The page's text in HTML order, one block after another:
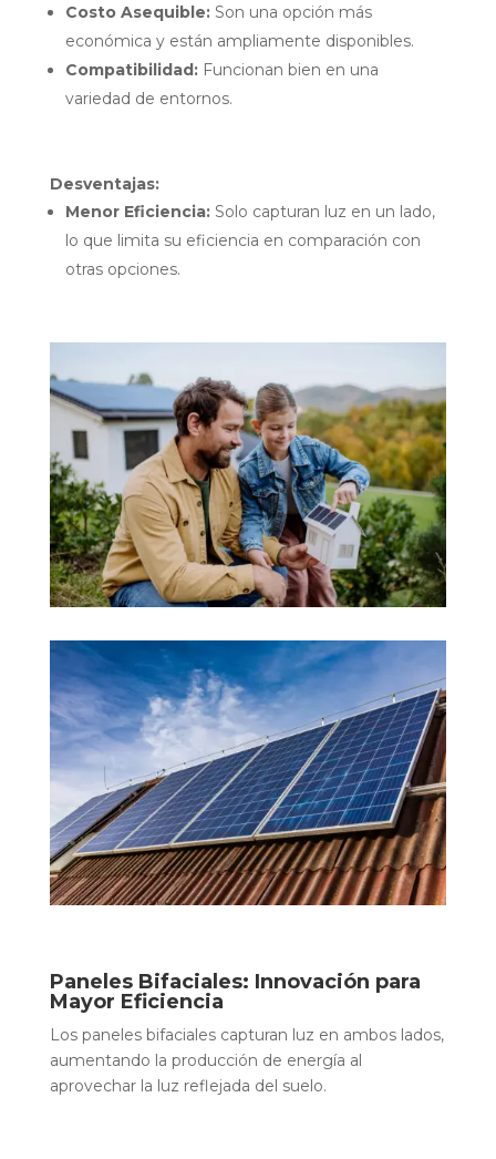
Costo Asequible:Son una opción más
económica y están ampliamente disponibles.
Compatibilidad:Funcionan bien en una
variedad de entornos.
Desventajas:
Menor Eficiencia:Solo capturan luz en un lado,
lo que limita su eficiencia en comparación con
otras opciones.
Paneles Bifaciales: Innovación para
Mayor Eficiencia
Los paneles bifaciales capturan luz en ambos lados,
aumentando la producción de energía al
aprovechar la luz reflejada del suelo.